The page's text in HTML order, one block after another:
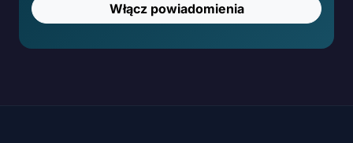
Włącz powiadomienia